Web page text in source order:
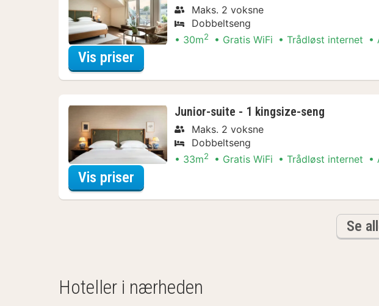
Maks. 2 voksne
Dobbeltseng
30m2 Gratis WiFi Trådløst internet
Vis priser
Junior-suite - 1 kingsize-seng
Maks. 2 voksne
Dobbeltseng
33m2 Gratis WiFi Trådløst internet
Vis priser
Se
Hoteller i nærheden